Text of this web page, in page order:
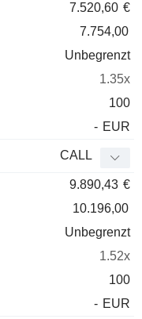
7.520,60 €
7.754,00
Unbegrenzt
1.35x
100
- EUR
CALL
9.890,43 €
10.196,00
Unbegrenzt
1.52x
100
- EUR